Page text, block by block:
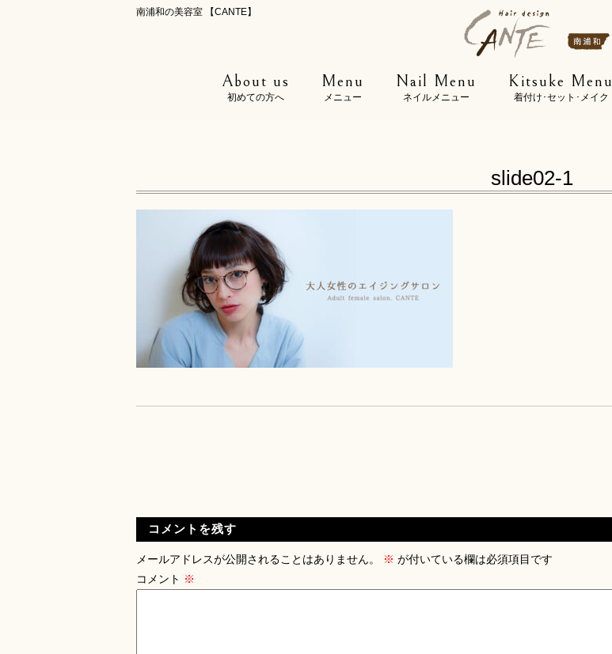
南浦和の美容室 【CANTE】
About us
初めての方へ
Menu
メニュー
Nail Menu
ネイルメニュー
Kitsuke Menu
着付け･セット･メイク
slide02-1
コメントを残す
メールアドレスが公開されることはありません。 ※ が付いている欄は必須項目です
コメント ※